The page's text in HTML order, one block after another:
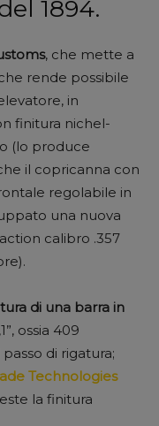
1894.
, che mette a
rende possibile
in
finitura nichel-
(lo produce
il copricanna con
regolabile in
una nuova
calibro .357
di una barra in
ossia 409
di rigatura;
Technologies
la finitura